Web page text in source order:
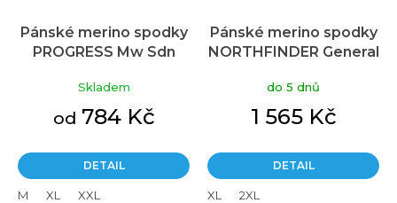
Pánské merino spodky
PROGRESS Mw Sdn
Skladem
od 784 Kč
DETAIL
M XL XXL
Pánské merino spodky
NORTHFINDER General
do 5 dnů
1 565 Kč
DETAIL
XL 2XL